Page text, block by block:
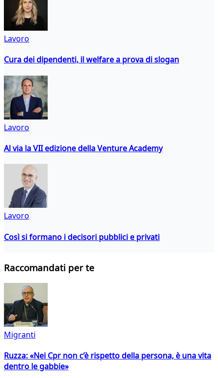
Lavoro
Cura dei dipendenti, il welfare a prova di slogan
Lavoro
Al via la VII edizione della Venture Academy
Lavoro
Così si formano i decisori pubblici e privati
Raccomandati per te
Migranti
Ruzza: «Nei Cpr non c’è rispetto della persona, è una vita
dentro le gabbie»